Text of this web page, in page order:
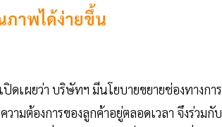
าพได้ง่ายขึ้น
เผยว่า บริษัทฯ มีนโยบายขยายช่องทางการ
มต้องการของลูกค้าอยู่ตลอดเวลา จึงร่วมกับ